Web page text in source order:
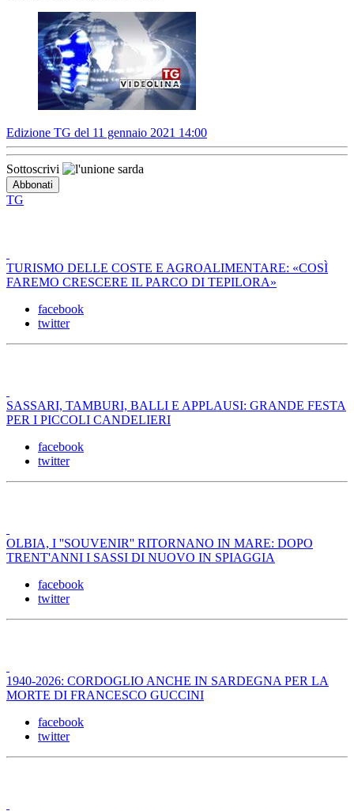
Edizione TG del 11 gennaio 2021 14:00
Sottoscrivi
TG
TURISMO DELLE COSTE E AGROALIMENTARE: «COSÌ
FAREMO CRESCERE IL PARCO DI TEPILORA»
facebook
twitter
SASSARI, TAMBURI, BALLI E APPLAUSI: GRANDE FESTA
PER I PICCOLI CANDELIERI
facebook
twitter
OLBIA, I ''SOUVENIR'' RITORNANO IN MARE: DOPO
TRENT'ANNI I SASSI DI NUOVO IN SPIAGGIA
facebook
twitter
1940-2026: CORDOGLIO ANCHE IN SARDEGNA PER LA
MORTE DI FRANCESCO GUCCINI
facebook
twitter